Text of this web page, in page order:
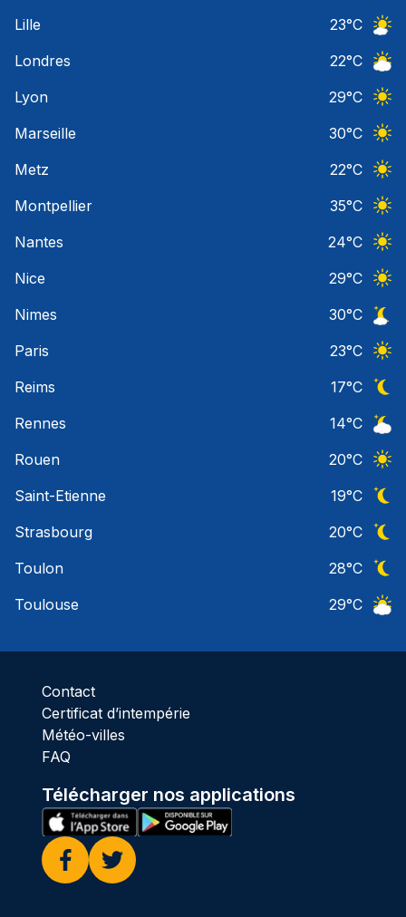
Lille
23°C
Londres
22°C
Lyon
29°C
Marseille
30°C
Metz
22°C
Montpellier
35°C
Nantes
24°C
Nice
29°C
Nimes
30°C
Paris
23°C
Reims
17°C
Rennes
14°C
Rouen
20°C
Saint-Etienne
19°C
Strasbourg
20°C
Toulon
28°C
Toulouse
29°C
Contact
Certificat d’intempérie
Météo-villes
FAQ
Télécharger nos applications
Facebook
Twitter